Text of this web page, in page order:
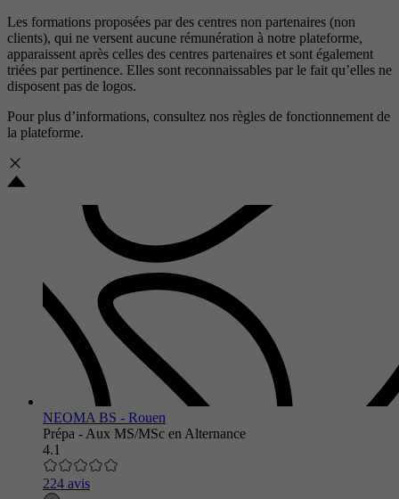
Les formations proposées par des centres non partenaires (non
clients), qui ne versent aucune rémunération à notre plateforme,
apparaissent après celles des centres partenaires et sont également
triées par pertinence. Elles sont reconnaissables par le fait qu’elles ne
disposent pas de logos.
Pour plus d’informations, consultez nos règles de fonctionnement de
la plateforme.
NEOMA BS - Rouen
Prépa - Aux MS/MSc en Alternance
4.1
224 avis